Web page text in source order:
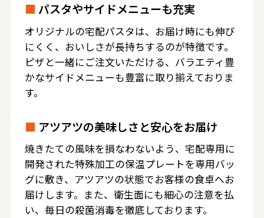
■ パスタやサイドメニューも充実
オリジナルの宅配パスタは、お届け時にも伸び
にくく、おいしさが長持ちするのが特徴です。
ピザと一緒にご注文いただける、バラエティ豊
かなサイドメニューも豊富に取り揃えておりま
す。
■ アツアツの美味しさと安心をお届け
焼きたての風味を損なわないよう、宅配専用に
開発された特殊加工の保温プレートを専用バッ
グに敷き、アツアツの状態でお客様の食卓へお
届けします。また、衛生面にも細心の注意を払
い、毎日の殺菌消毒を徹底しております。